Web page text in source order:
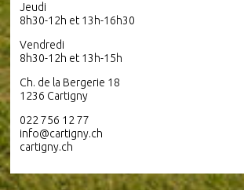
Jeudi
8h30-12h et 13h-16h30
Vendredi
8h30-12h et 13h-15h
Ch. de la Bergerie 18
1236 Cartigny
022 756 12 77
info@cartigny.ch
cartigny.ch